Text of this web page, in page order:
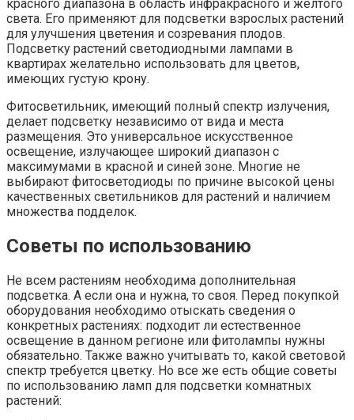
красного диапазона в область инфракрасного и желтого
света. Его применяют для подсветки взрослых растений
для улучшения цветения и созревания плодов.
Подсветку растений светодиодными лампами в
квартирах желательно использовать для цветов,
имеющих густую крону.
Фитосветильник, имеющий полный спектр излучения,
делает подсветку независимо от вида и места
размещения. Это универсальное искусственное
освещение, излучающее широкий диапазон с
максимумами в красной и синей зоне. Многие не
выбирают фитосветодиоды по причине высокой цены
качественных светильников для растений и наличием
множества подделок.
Советы по использованию
Не всем растениям необходима дополнительная
подсветка. А если она и нужна, то своя. Перед покупкой
оборудования необходимо отыскать сведения о
конкретных растениях: подходит ли естественное
освещение в данном регионе или фитолампы нужны
обязательно. Также важно учитывать то, какой световой
спектр требуется цветку. Но все же есть общие советы
по использованию ламп для подсветки комнатных
растений: